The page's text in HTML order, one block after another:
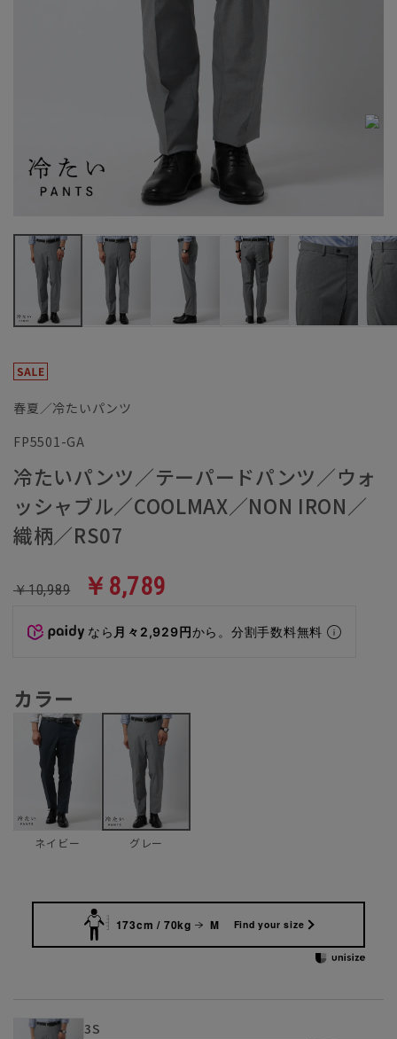
春夏／冷たいパンツ
FP5501-GA
冷たいパンツ／テーパードパンツ／ウォ
ッシャブル／COOLMAX／NON IRON／
織柄／RS07
￥10,989 ￥8,789
なら 月々2,929円から。分割手数料無料
カラー
ネイビー グレー
173cm / 70kg M Find your size
3S